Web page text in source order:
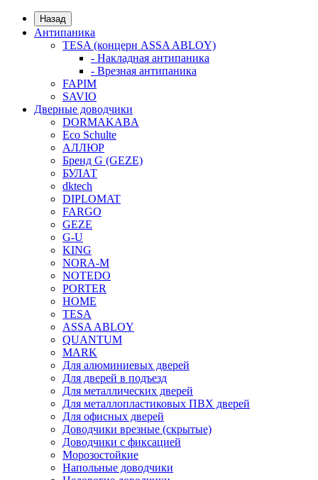
Назад
Антипаника
TESA (концерн ASSA ABLOY)
- Накладная антипаника
- Врезная антипаника
FAPIM
SAVIO
Дверные доводчики
DORMAKABA
Eco Schulte
АЛЛЮР
Бренд G (GEZE)
БУЛАТ
dktech
DIPLOMAT
FARGO
GEZE
G-U
KING
NORA-M
NOTEDO
PORTER
HOME
TESA
ASSA ABLOY
QUANTUM
MARK
Для алюминиевых дверей
Для дверей в подъезд
Для металлических дверей
Для металлопластиковых ПВХ дверей
Для офисных дверей
Доводчики врезные (скрытые)
Доводчики с фиксацией
Морозостойкие
Напольные доводчики